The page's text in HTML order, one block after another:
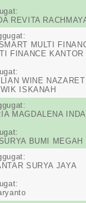
REVITA
MULTI
FINANCE
WINE
ISKANAH
MAGDALENA
BUMI
SURYA JAYA